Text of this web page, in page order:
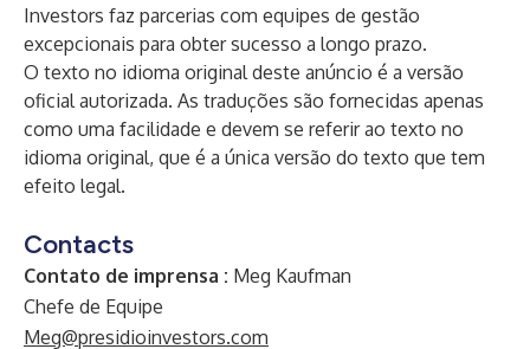
Investors faz parcerias com equipes de gestão
excepcionais para obter sucesso a longo prazo.
O texto no idioma original deste anúncio é a versão
oficial autorizada. As traduções são fornecidas apenas
como uma facilidade e devem se referir ao texto no
idioma original, que é a única versão do texto que tem
efeito legal.
Contacts
Contato de imprensa : Meg Kaufman
Chefe de Equipe
Meg@presidioinvestors.com